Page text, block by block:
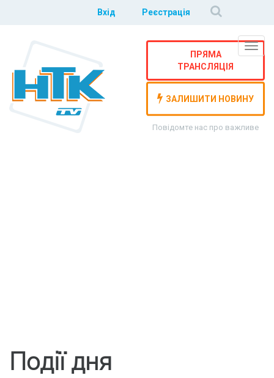
Вхід Реєстрація
ПРЯМА
ТРАНСЛЯЦІЯ
ЗАЛИШИТИ НОВИНУ
Повідомте нас про важливе
Події дня